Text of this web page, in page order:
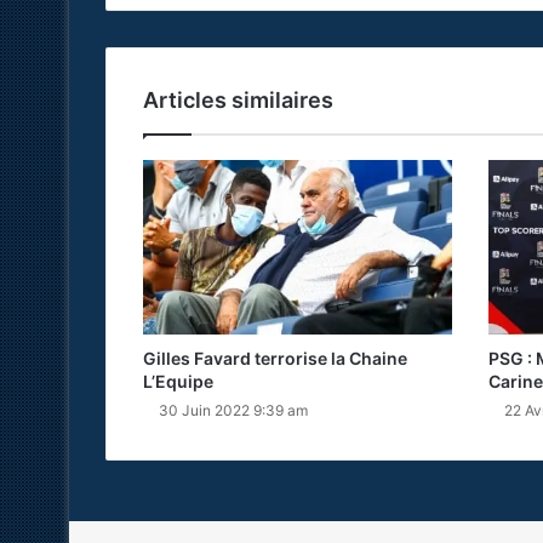
Articles similaires
Gilles Favard terrorise la Chaine
L’Equipe
30 Juin 2022 9:39 am
PSG :
22